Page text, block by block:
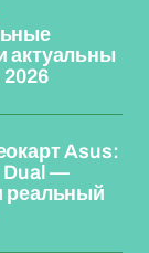
актуальны
2026
Asus:
Dual —
реальный